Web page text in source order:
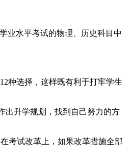
业水平考试的物理、历史科目中
种选择，这样既有利于打牢学生
升学规划，找到自己努力的方
考试改革上，如果改革措施全部